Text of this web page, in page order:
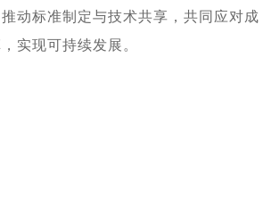
动标准制定与技术共享，共同应对成
实现可持续发展。